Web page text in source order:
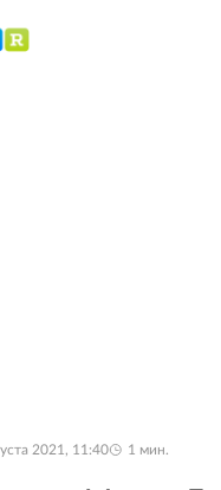
2021, 11:40 1 мин.